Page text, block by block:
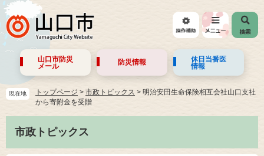
山口市防災
メール
防災情報
休日当番医
情報
現在地 トップページ > 市政トピックス > 明治安田生命保険相互会社山口支社
から寄附金を受贈
市政トピックス